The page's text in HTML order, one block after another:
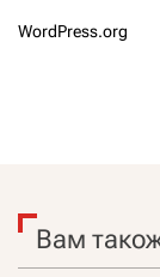
WordPress.org
Вам